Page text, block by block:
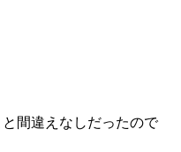
間違えなしだったので